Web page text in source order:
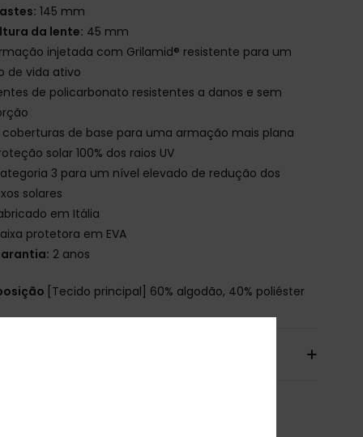
145 mm
da lente: 45 mm
injetada com Grilamid® resistente para um
de vida ativo
de policarbonato resistentes a danos e sem
coberturas de base para uma armação mais plana
solar 100% dos raios UV
3 para um nível elevado de redução dos
solares
em Itália
protetora em EVA
2 anos
[Tecido principal] 60% algodão, 40% poliéster